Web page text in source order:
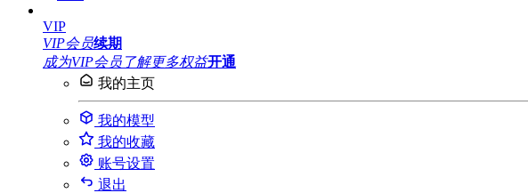
VIP
VIP会员续期
成为VIP会员 了解更多权益开通
我的主页
我的模型
我的收藏
账号设置
退出